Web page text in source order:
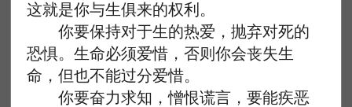
这就是你与生俱来的权利。
你要保持对于生的热爱，抛弃对死的
恐惧。生命必须爱惜，否则你会丧失生
命，但也不能过分爱惜。
你要奋力求知，憎恨谎言，要能疾恶